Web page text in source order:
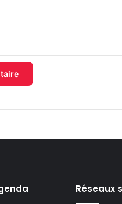
Réseaux